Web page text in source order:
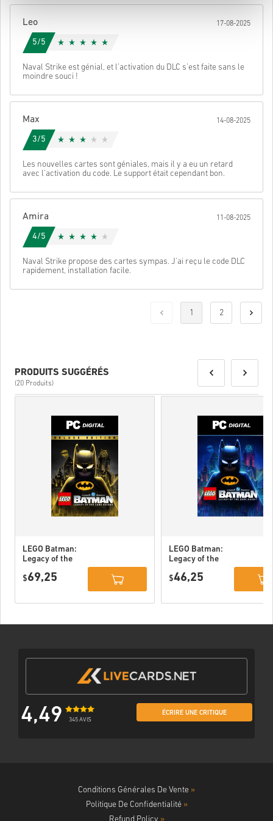
accéder à ton code.
Leo 17-08-2025
5/5
Naval Strike est génial, et l’activation du DLC s’est faite sans le
moindre souci !
Max 14-08-2025
3/5
Les nouvelles cartes sont géniales, mais il y a eu un retard
avec l’activation du code. Le support était cependant bon.
Amira 11-08-2025
4/5
Naval Strike propose des cartes sympas. J'ai reçu le code DLC
rapidement, installation facile.
1 2
PRODUITS SUGGÉRÉS
(20 Produits)
LEGO Batman:
Legacy of the
Deluxe Edition
$69,25
LEGO Batman:
Legacy of the
(STEAM) EU
$46,25
4,49 345 AVIS
ÉCRIRE UNE CRITIQUE
Conditions Générales De Vente »
Politique De Confidentialité »